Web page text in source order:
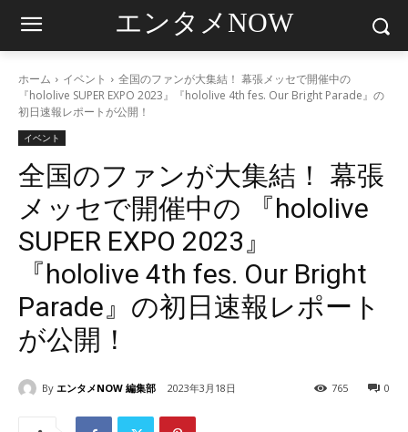
エンタメNOW
ホーム イベント
全国のファンが⼤集結！ 幕張メッセで開催中の
『hololive SUPER EXPO 2023』『hololive 4th fes. Our Bright Parade』の
初日速報レポートが公開！
イベント
全国のファンが⼤集結！ 幕張
メッセで開催中の 『hololive
SUPER EXPO 2023』
『hololive 4th fes. Our Bright
Parade』の初日速報レポート
が公開！
By エンタメNOW 編集部 2023年3月18日 0
765